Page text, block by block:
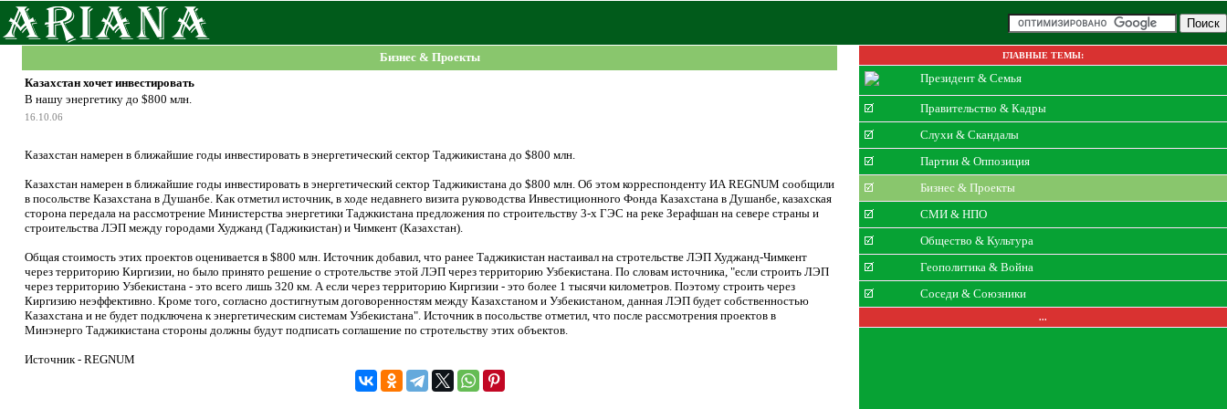
Бизнес & Проекты
Казахстан хочет инвестировать
В нашу энергетику до $800 млн.
16.10.06
Казахстан намерен в ближайшие годы инвестировать в энергетический сектор Таджикистана до $800 млн.
Казахстан намерен в ближайшие годы инвестировать в энергетический сектор Таджикистана до $800 млн. Об этом корреспонденту ИА REGNUM сообщили
в посольстве Казахстана в Душанбе. Как отметил источник, в ходе недавнего визита руководства Инвестиционного Фонда Казахстана в Душанбе, казахская
сторона передала на рассмотрение Министерства энергетики Таджкистана предложения по строительству 3-х ГЭС на реке Зерафшан на севере страны и
строительства ЛЭП между городами Худжанд (Таджикистан) и Чимкент (Казахстан).
Общая стоимость этих проектов оценивается в $800 млн. Источник добавил, что ранее Таджикистан настаивал на стротельстве ЛЭП Худжанд-Чимкент
через территорию Киргизии, но было принято решение о стротельстве этой ЛЭП через территорию Узбекистана. По словам источника, "если строить ЛЭП
через территорию Узбекистана - это всего лишь 320 км. А если через территорию Киргизии - это более 1 тысячи километров. Поэтому строить через
Киргизию неэффективно. Кроме того, согласно достигнутым договоренностям между Казахстаном и Узбекистаном, данная ЛЭП будет собственностью
Казахстана и не будет подключена к энергетическим системам Узбекистана". Источник в посольстве отметил, что после рассмотрения проектов в
Минэнерго Таджикистана стороны должны будут подписать соглашение по стротельству этих объектов.
Источник - REGNUM
ГЛАВНЫЕ ТЕМЫ:
Президент & Семья
Правительство & Кадры
Слухи & Скандалы
Партии & Оппозиция
Бизнес & Проекты
СМИ & НПО
Общество & Культура
Геополитика & Война
Соседи & Союзники
...